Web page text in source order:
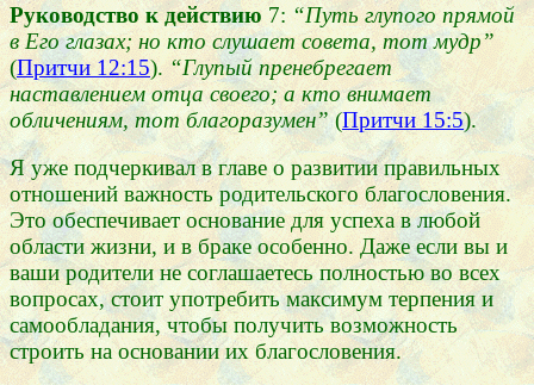
Руководство к действию 7: “Путь глупого прямой
в Его глазах; но кто слушает совета, тот мудр”
(Притчи 12:15). “Глупый пренебрегает
наставлением отца своего; а кто внимает
обличениям, тот благоразумен”(Притчи 15:5).
Я уже подчеркивал в главе о развитии правильных
отношений важность родительского благословения.
Это обеспечивает основание для успеха в любой
области жизни, и в браке особенно. Даже если вы и
ваши родители не соглашаетесь полностью во всех
вопросах, стоит употребить максимум терпения и
самообладания, чтобы получить возможность
строить на основании их благословения.